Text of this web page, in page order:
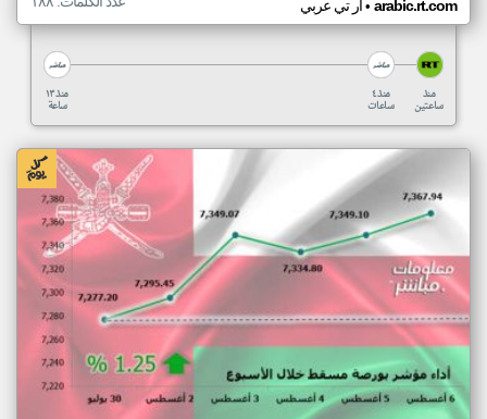
ار تي عربي• arabic.rt.com
منذ ١٣
ساعة
منذ ٤
ساعات
منذ
ساعتين